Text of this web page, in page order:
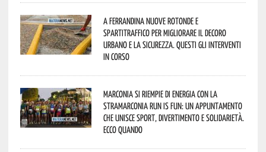
A Ferrandina nuove rotonde e
spartitraffico per migliorare il decoro
urbano e la sicurezza. Questi gli interventi
in corso
Marconia si riempie di energia con la
StraMarconia Run is Fun: un appuntamento
che unisce sport, divertimento e solidarietà.
Ecco quando